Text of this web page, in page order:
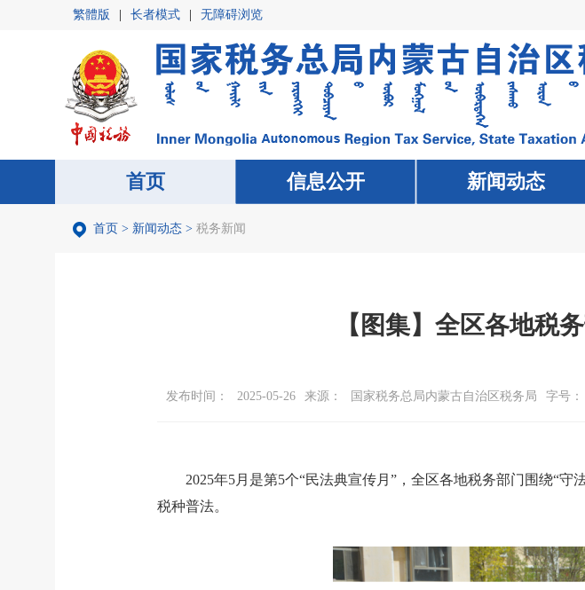
繁體版 长者模式 无障碍浏览
首页 信息公开 新闻动态
首页 信息公开 新闻动态
首页 > 新闻动态 > 税务新闻
【图集】全区各地税
发布时间： 2025-05-26 来源： 国家税务总局内蒙古自治区税务局 字号：
2025年5月是第5个“民法典宣传月”，全区各地税务部门围绕“
税种普法。